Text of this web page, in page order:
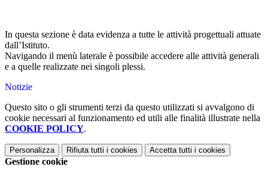
In questa sezione è data evidenza a tutte le attività progettuali attuate
dall’Istituto.
Navigando il menù laterale è possibile accedere alle attività generali
e a quelle realizzate nei singoli plessi.
Notizie
Questo sito o gli strumenti terzi da questo utilizzati si avvalgono di
cookie necessari al funzionamento ed utili alle finalità illustrate nella
COOKIE POLICY.
Personalizza Rifiuta tutti i cookies Accetta tutti i cookies
Gestione cookie